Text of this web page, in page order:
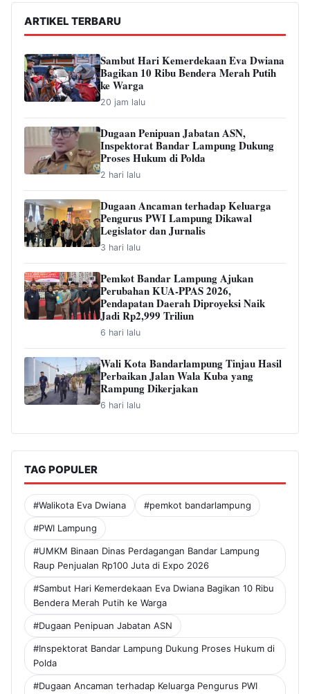
ARTIKEL TERBARU
Sambut Hari Kemerdekaan Eva Dwiana
Bagikan 10 Ribu Bendera Merah Putih
ke Warga
20 jam lalu
Dugaan Penipuan Jabatan ASN,
Inspektorat Bandar Lampung Dukung
Proses Hukum di Polda
2 hari lalu
Dugaan Ancaman terhadap Keluarga
Pengurus PWI Lampung Dikawal
Legislator dan Jurnalis
3 hari lalu
Pemkot Bandar Lampung Ajukan
Perubahan KUA-PPAS 2026,
Pendapatan Daerah Diproyeksi Naik
Jadi Rp2,999 Triliun
6 hari lalu
Wali Kota Bandarlampung Tinjau Hasil
Perbaikan Jalan Wala Kuba yang
Rampung Dikerjakan
6 hari lalu
TAG POPULER
#Walikota Eva Dwiana #pemkot bandarlampung
#PWI Lampung
#UMKM Binaan Dinas Perdagangan Bandar Lampung
Raup Penjualan Rp100 Juta di Expo 2026
#Sambut Hari Kemerdekaan Eva Dwiana Bagikan 10 Ribu
Bendera Merah Putih ke Warga
#Dugaan Penipuan Jabatan ASN
#Inspektorat Bandar Lampung Dukung Proses Hukum di
Polda
#Dugaan Ancaman terhadap Keluarga Pengurus PWI